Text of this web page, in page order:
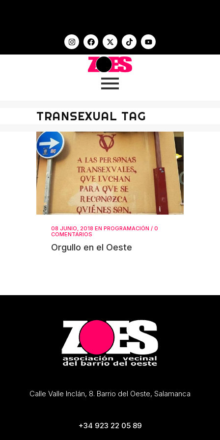
TRANSEXUAL TAG
08 JUNIO, 2018 EN PROGRAMACIÓN / 0
COMENTARIOS
Orgullo en el Oeste
Calle Valle Inclán, 8. Barrio del Oeste, Salamanca
+34 923 22 05 89